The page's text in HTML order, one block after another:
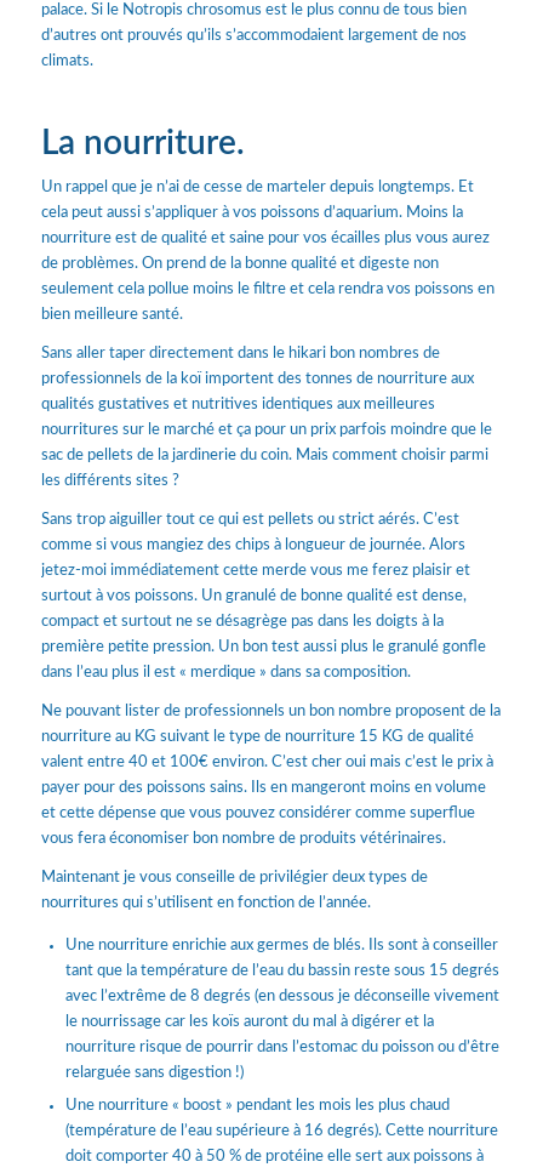
palace. Si le Notropis chrosomus est le plus connu de tous bien
d’autres ont prouvés qu’ils s’accommodaient largement de nos
climats.
La nourriture.
Un rappel que je n’ai de cesse de marteler depuis longtemps. Et
cela peut aussi s’appliquer à vos poissons d’aquarium. Moins la
nourriture est de qualité et saine pour vos écailles plus vous aurez
de problèmes. On prend de la bonne qualité et digeste non
seulement cela pollue moins le filtre et cela rendra vos poissons en
bien meilleure santé.
Sans aller taper directement dans le hikari bon nombres de
professionnels de la koï importent des tonnes de nourriture aux
qualités gustatives et nutritives identiques aux meilleures
nourritures sur le marché et ça pour un prix parfois moindre que le
sac de pellets de la jardinerie du coin. Mais comment choisir parmi
les différents sites ?
Sans trop aiguiller tout ce qui est pellets ou strict aérés. C’est
comme si vous mangiez des chips à longueur de journée. Alors
jetez-moi immédiatement cette merde vous me ferez plaisir et
surtout à vos poissons. Un granulé de bonne qualité est dense,
compact et surtout ne se désagrège pas dans les doigts à la
première petite pression. Un bon test aussi plus le granulé gonfle
dans l’eau plus il est « merdique » dans sa composition.
Ne pouvant lister de professionnels un bon nombre proposent de la
nourriture au KG suivant le type de nourriture 15 KG de qualité
valent entre 40 et 100€ environ. C’est cher oui mais c’est le prix à
payer pour des poissons sains. Ils en mangeront moins en volume
et cette dépense que vous pouvez considérer comme superflue
vous fera économiser bon nombre de produits vétérinaires.
Maintenant je vous conseille de privilégier deux types de
nourritures qui s’utilisent en fonction de l’année.
Une nourriture enrichie aux germes de blés. Ils sont à conseiller
tant que la température de l’eau du bassin reste sous 15 degrés
avec l’extrême de 8 degrés (en dessous je déconseille vivement
le nourrissage car les koïs auront du mal à digérer et la
nourriture risque de pourrir dans l’estomac du poisson ou d’être
relarguée sans digestion !)
Une nourriture « boost » pendant les mois les plus chaud
(température de l’eau supérieure à 16 degrés). Cette nourriture
doit comporter 40 à 50 % de protéine elle sert aux poissons à